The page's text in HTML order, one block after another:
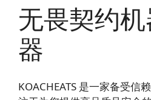
无畏契约
器
KOACHEATS 是一家备受信